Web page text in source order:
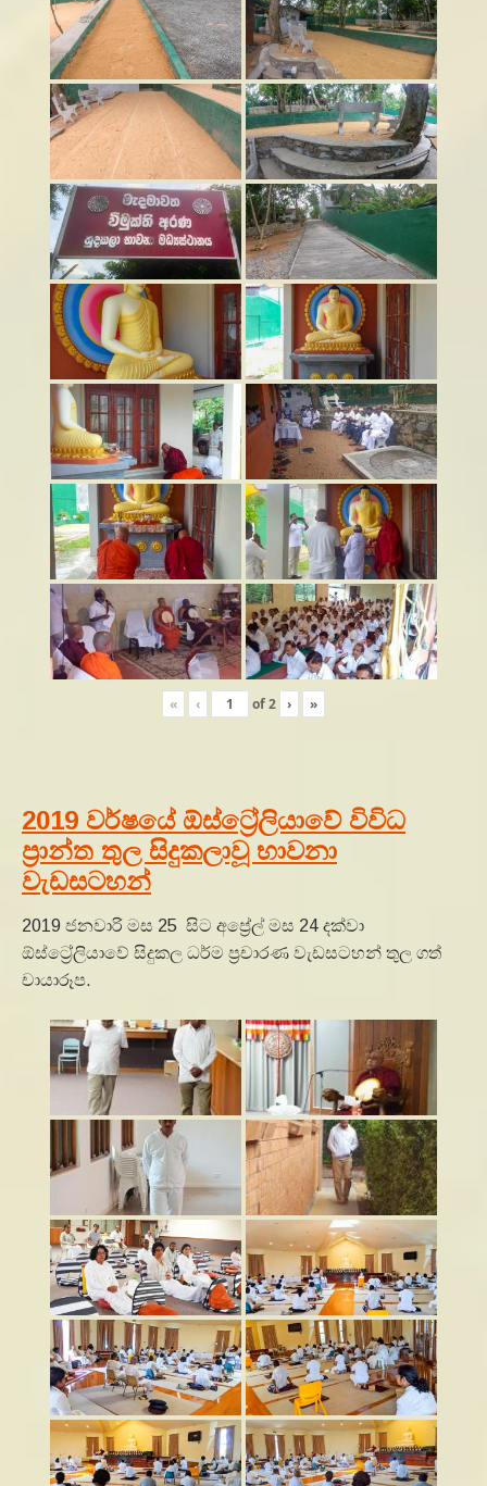
« ‹ of2 › »
2019 වර්ෂයේ ඕස්ට්‍රේලියාවේ විවිධ
ප්‍රාන්ත තුල සිදුකලාවූ භාවනා
වැඩසටහන්
2019 ජනවාරි මස 25 සිට අප්‍රේල් මස 24 දක්වා
ඕස්ට්‍රේලියාවේ සිදුකල ධර්ම ප්‍රචාරණ වැඩසටහන් තුල ගත්
චායාරූප.